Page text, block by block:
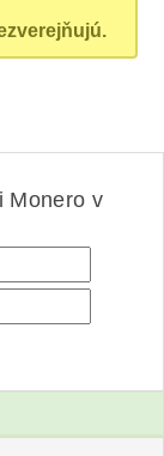
Monero v